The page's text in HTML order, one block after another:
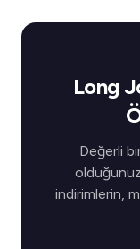
Long
Değerli
indirimlerin,